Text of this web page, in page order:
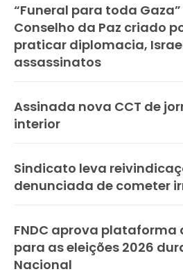
“Funeral para toda
Conselho da Paz criado
praticar diplomacia,
assassinatos
Assinada nova CCT de
interior
Sindicato leva
denunciada de cometer
FNDC aprova plataforma
para as eleições 2026
Nacional